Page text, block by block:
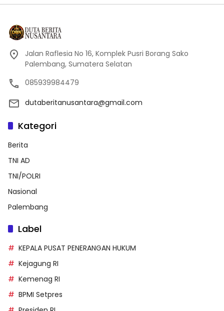
Jalan Raflesia No 16, Komplek Pusri Borang Sako
Palembang, Sumatera Selatan
085939984479
dutaberitanusantara@gmail.com
Kategori
Berita
TNI AD
TNI/POLRI
Nasional
Palembang
Label
KEPALA PUSAT PENERANGAN HUKUM
Kejagung RI
Kemenag RI
BPMI Setpres